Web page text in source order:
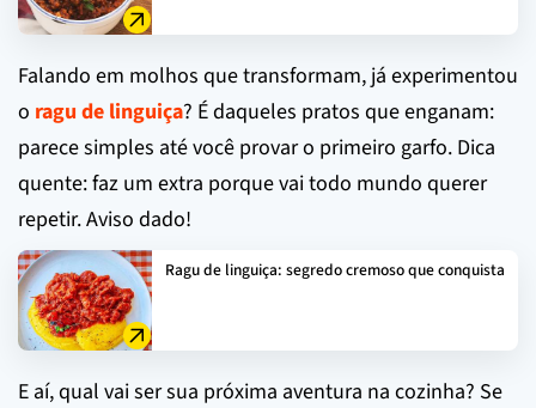
Falando em molhos que transformam, já experimentou
o ragu de linguiça? É daqueles pratos que enganam:
parece simples até você provar o primeiro garfo. Dica
quente: faz um extra porque vai todo mundo querer
repetir. Aviso dado!
Ragu de linguiça: segredo cremoso que conquista
E aí, qual vai ser sua próxima aventura na cozinha? Se